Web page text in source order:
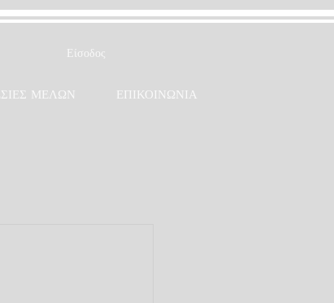
Είσοδος
ΜΕΛΩΝ ΕΠΙΚΟΙΝΩΝΙΑ